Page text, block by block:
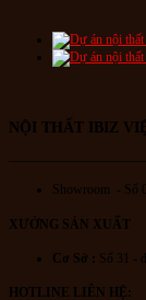
NỘI THẤT IBIZ
Showroom - Số
XƯỞNG SẢN XUẤT
Cơ Sở : Số 31 -
HOTLINE LIÊN HỆ: